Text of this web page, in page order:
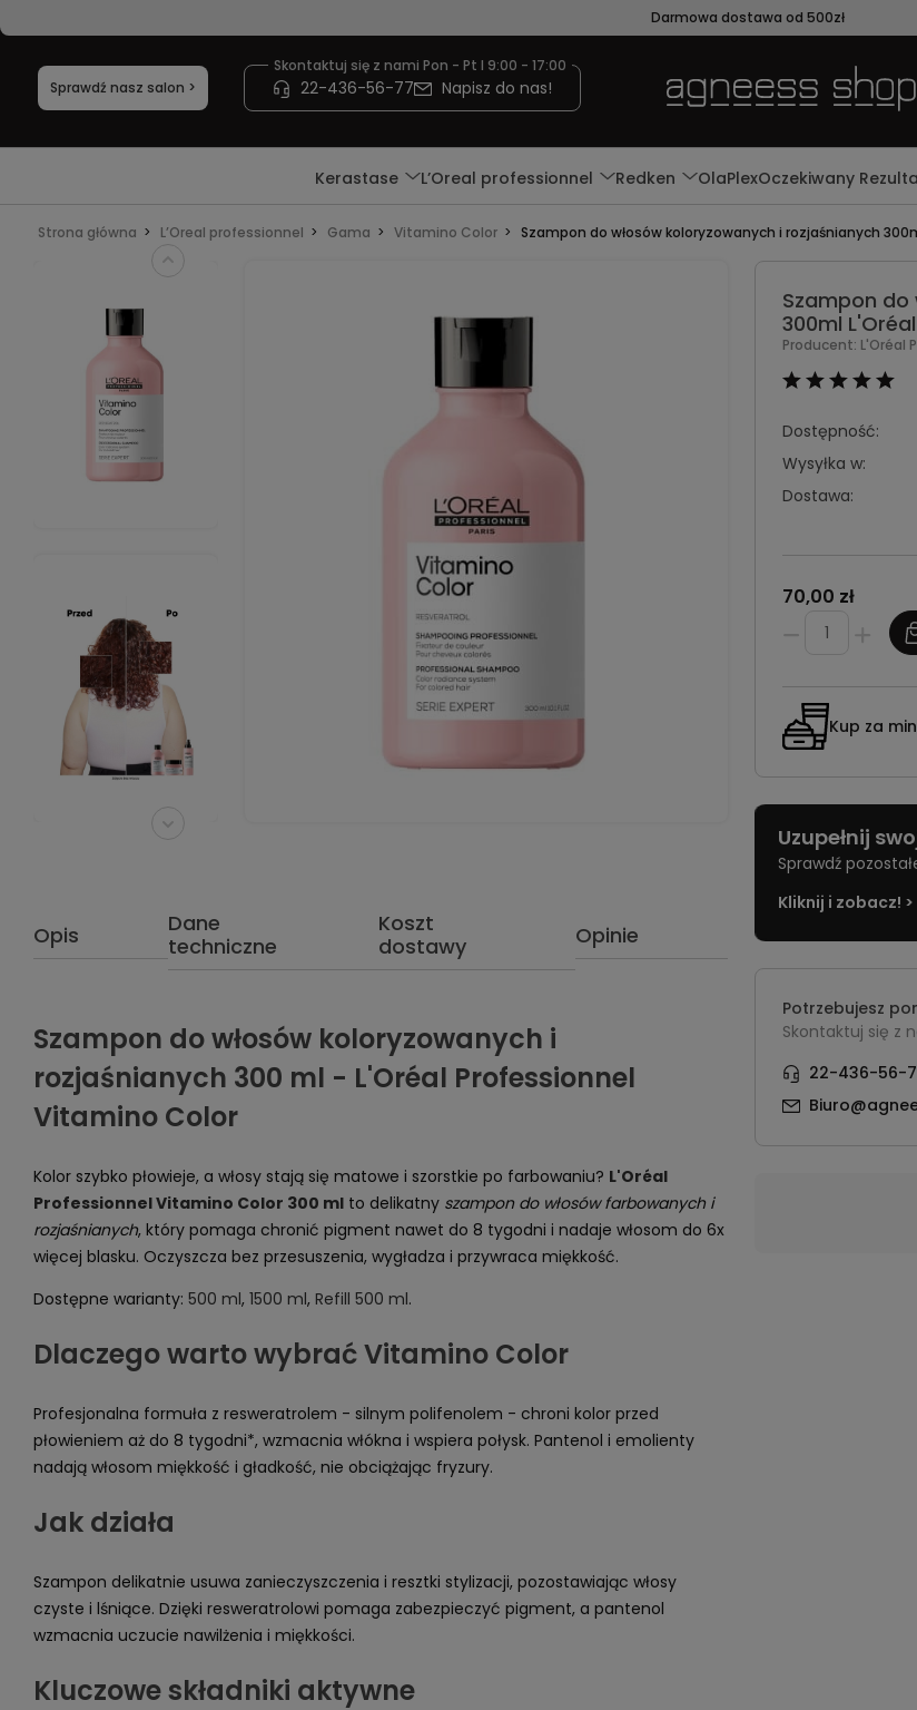
Darmowa dostawa od 500zł
Sprawdź nasz salon >
Skontaktuj się z nami Pon - Pt I 9:00 - 17:00
22-436-56-77 Napisz do nas!
Kerastase L’Oreal professionnel Redken OlaPlexOczekiwany
Strona główna L’Oreal professionnel Gama Vitamino Color Szampon do włosów koloryzowanych i rozjaśnianych
Opis
Dane
techniczne
Koszt
dostawy
Opinie
Szampon do włosów koloryzowanych i
rozjaśnianych 300 ml - L'Oréal Professionnel
Vitamino Color
Kolor szybko płowieje, a włosy stają się matowe i szorstkie po farbowaniu? L'Oréal
Professionnel Vitamino Color 300 mlto delikatny szampon do włosów farbowanych i
rozjaśnianych, który pomaga chronić pigment nawet do 8 tygodni i nadaje włosom do 6x
więcej blasku. Oczyszcza bez przesuszenia, wygładza i przywraca miękkość.
Dostępne warianty: 500 ml, 1500 ml, Refill 500 ml.
Dlaczego warto wybrać Vitamino Color
Profesjonalna formuła z resweratrolem - silnym polifenolem - chroni kolor przed
płowieniem aż do 8 tygodni*, wzmacnia włókna i wspiera połysk. Pantenol i emolienty
nadają włosom miękkość i gładkość, nie obciążając fryzury.
Jak działa
Szampon delikatnie usuwa zanieczyszczenia i resztki stylizacji, pozostawiając włosy
czyste i lśniące. Dzięki resweratrolowi pomaga zabezpieczyć pigment, a pantenol
wzmacnia uczucie nawilżenia i miękkości.
Kluczowe składniki aktywne
Szampon do
300ml
Producent: L'Oréal
Dostępność:
Wysyłka w:
Dostawa:
70,00 zł
Kup za
Uzupełnij
Sprawdź
Kliknij i zobacz! >
Potrzebujesz
Skontaktuj się z
22-436-56-